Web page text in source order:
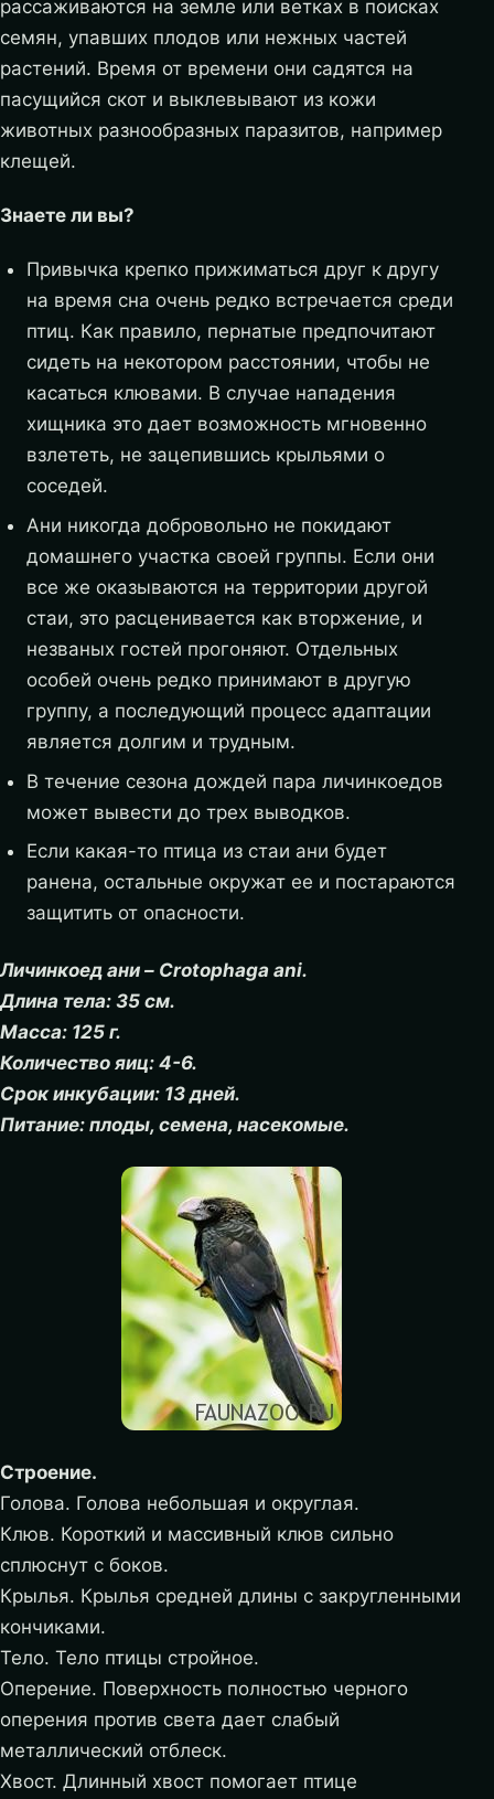
рассаживаются на земле или ветках в поисках
семян, упавших плодов или нежных частей
растений. Время от времени они садятся на
пасущийся скот и выклевывают из кожи
животных разнообразных паразитов, например
клещей.
Знаете ли вы?
Привычка крепко прижиматься друг к другу
на время сна очень редко встречается среди
птиц. Как правило, пернатые предпочитают
сидеть на некотором расстоянии, чтобы не
касаться клювами. В случае нападения
хищника это дает возможность мгновенно
взлететь, не зацепившись крыльями о
соседей.
Ани никогда добровольно не покидают
домашнего участка своей группы. Если они
все же оказываются на территории другой
стаи, это расценивается как вторжение, и
незваных гостей прогоняют. Отдельных
особей очень редко принимают в другую
группу, а последующий процесс адаптации
является долгим и трудным.
В течение сезона дождей пара личинкоедов
может вывести до трех выводков.
Если какая-то птица из стаи ани будет
ранена, остальные окружат ее и постараются
защитить от опасности.
Личинкоед ани – Crotophaga ani.
Длина тела: 35 см.
Масса: 125 г.
Количество яиц: 4-6.
Срок инкубации: 13 дней.
Питание: плоды, семена, насекомые.
Строение.
Голова. Голова небольшая и округлая.
Клюв. Короткий и массивный клюв сильно
сплюснут с боков.
Крылья. Крылья средней длины с закругленными
кончиками.
Тело. Тело птицы стройное.
Оперение. Поверхность полностью черного
оперения против света дает слабый
металлический отблеск.
Хвост. Длинный хвост помогает птице